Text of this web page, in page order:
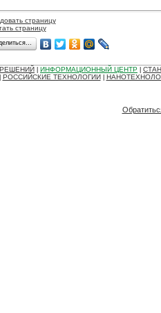
страницу
страницу
ИНФОРМАЦИОННЫЙ ЦЕНТР
РОССИЙСКИЕ ТЕХНОЛОГИИ